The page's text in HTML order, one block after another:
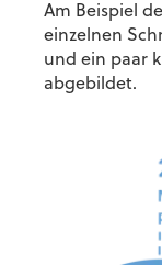
Am Beispiel
einzelnen
und ein paar
abgebildet.